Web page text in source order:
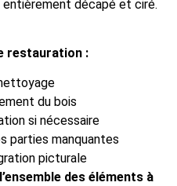
décapé et ciré.
restauration :
du bois
si nécessaire
parties manquantes
picturale
des éléments à